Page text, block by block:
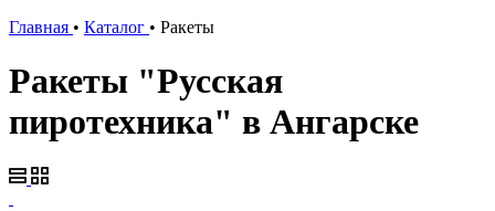
Главная • Каталог • Ракеты
Ракеты "Русская
пиротехника" в Ангарске